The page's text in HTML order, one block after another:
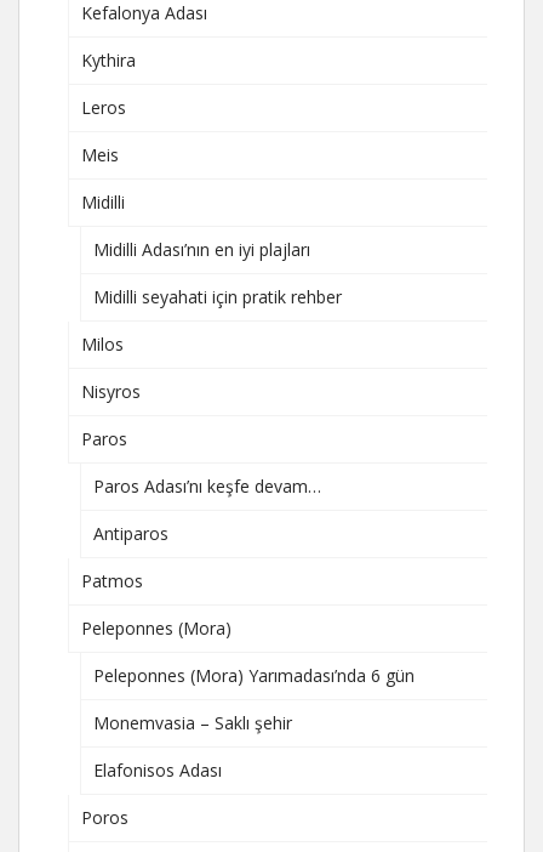
Kefalonya Adası
Kythira
Leros
Meis
Midilli
Midilli Adası’nın en iyi plajları
Midilli seyahati için pratik rehber
Milos
Nisyros
Paros
Paros Adası’nı keşfe devam…
Antiparos
Patmos
Peleponnes (Mora)
Peleponnes (Mora) Yarımadası’nda 6 gün
Monemvasia – Saklı şehir
Elafonisos Adası
Poros